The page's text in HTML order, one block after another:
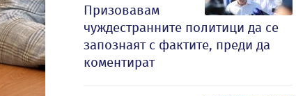
Призовавам
чуждестранните политици да се
запознаят с фактите, преди да
коментират